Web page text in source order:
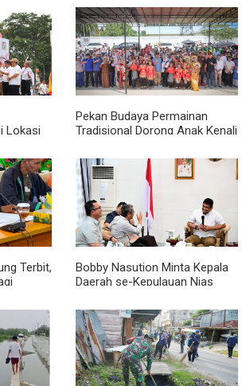
Lewat Peningkatan Pelayanan
Primer
Lokasi
Pekan Budaya Permainan
Tradisional Dorong Anak Kenali
Ketergantungan Gadget
Terbit,
Bobby Nasution Minta Kepala
Daerah se-Kepulauan Nias